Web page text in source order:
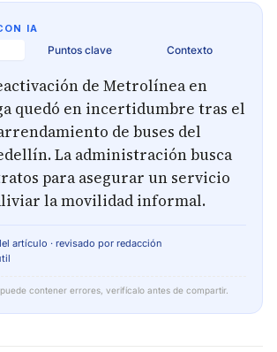
IA
Puntos clave Contexto
de Metrolínea en
quedó en incertidumbre tras el
de buses del
La administración busca
para asegurar un servicio
la movilidad informal.
artículo · revisado por redacción
contener errores, verifícalo antes de compartir.